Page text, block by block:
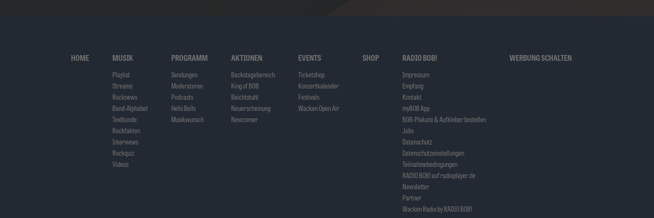
HOME MUSIK
Playlist
Streams
Rocknews
Band-Alphabet
Textkunde
Rockfakten
Interviews
Rockquiz
Videos
PROGRAMM
Sendungen
Moderatoren
Podcasts
Hells Bells
Musikwunsch
AKTIONEN
Backstagebereich
King of BOB
Beichtstuhl
Neuerscheinung
Newcomer
EVENTS
Ticketshop
Konzertkalender
Festivals
Wacken Open Air
SHOP RADIO BOB!
Impressum
Empfang
Kontakt
myBOB App
BOB-Plakate & Aufkleber bestellen
Jobs
Datenschutz
Datenschutzeinstellungen
Teilnahmebedingungen
RADIO BOB! auf radioplayer.de
Newsletter
Partner
Wacken Radio by RADIO BOB!
WERBUNG SCHALTEN